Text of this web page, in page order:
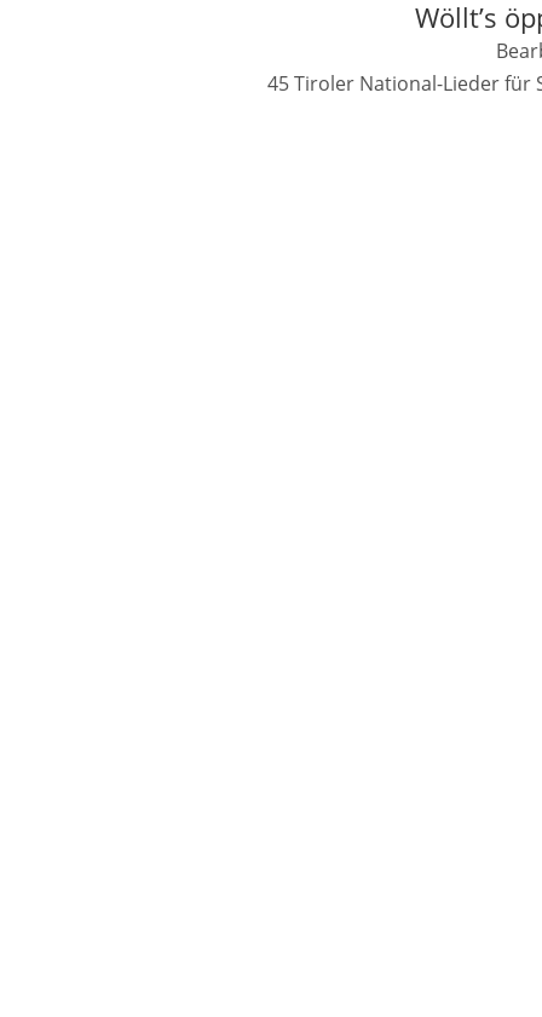
Wöllt’s
45 Tiroler National-Lieder für